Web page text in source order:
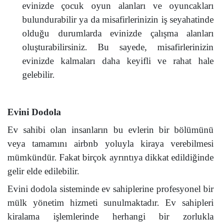
evinizde çocuk oyun alanları ve oyuncakları
bulundurabilir ya da misafirlerinizin iş seyahatinde
olduğu durumlarda evinizde çalışma alanları
oluşturabilirsiniz. Bu sayede, misafirlerinizin
evinizde kalmaları daha keyifli ve rahat hale
gelebilir.
Evini Dodola
Ev sahibi olan insanların bu evlerin bir bölümünü
veya tamamını airbnb yoluyla kiraya verebilmesi
mümkündür. Fakat birçok ayrıntıya dikkat edildiğinde
gelir elde edilebilir.
Evini dodola sisteminde ev sahiplerine profesyonel bir
mülk yönetim hizmeti sunulmaktadır. Ev sahipleri
kiralama işlemlerinde herhangi bir zorlukla